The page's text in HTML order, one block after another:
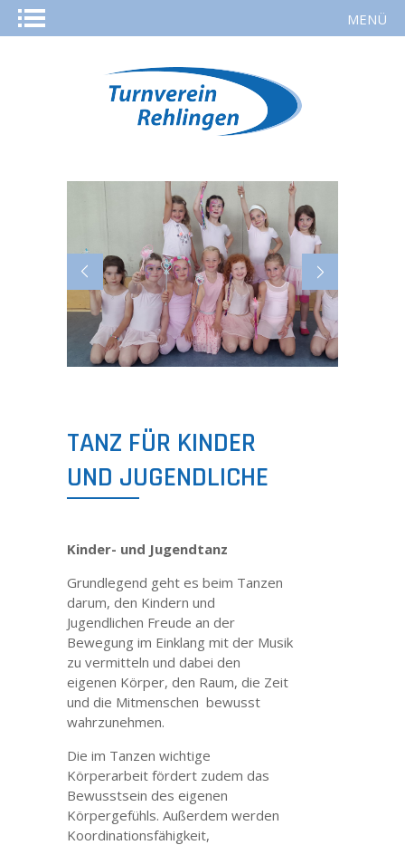
MENÜ
SPORTARTEN
REHASPORT
TURNVEREIN
KONTAKT
DISCLAIMER
TANZ FÜR KINDER
UND JUGENDLICHE
Kinder- und Jugendtanz
Grundlegend geht es beim Tanzen
darum, den Kindern und
Jugendlichen Freude an der
Bewegung im Einklang mit der Musik
zu vermitteln und dabei den
eigenen Körper, den Raum, die Zeit
und die Mitmenschen bewusst
wahrzunehmen.
Die im Tanzen wichtige
Körperarbeit fördert zudem das
Bewusstsein des eigenen
Körpergefühls. Außerdem werden
Koordinationsfähigkeit,